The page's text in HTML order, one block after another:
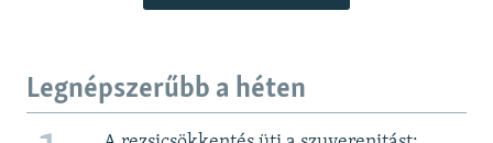
Legnépszerűbb a héten